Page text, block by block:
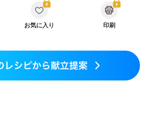
）
CKD（ステージ１）
CKD（ステージ３a）
中）
乳がん（ホルモン療法中）
わせた体作り）
貧血対策
お気に入り 印刷